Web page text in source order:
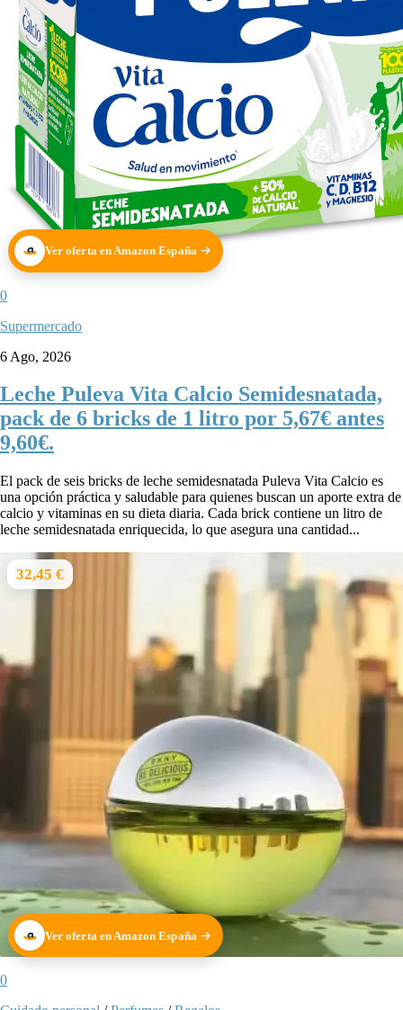
Ver oferta en Amazon España
0
Supermercado
6 Ago, 2026
Leche Puleva Vita Calcio Semidesnatada,
pack de 6 bricks de 1 litro por 5,67€ antes
9,60€.
El pack de seis bricks de leche semidesnatada Puleva Vita Calcio es
una opción práctica y saludable para quienes buscan un aporte extra de
calcio y vitaminas en su dieta diaria. Cada brick contiene un litro de
leche semidesnatada enriquecida, lo que asegura una cantidad...
32,45 €
Ver oferta en Amazon España
0